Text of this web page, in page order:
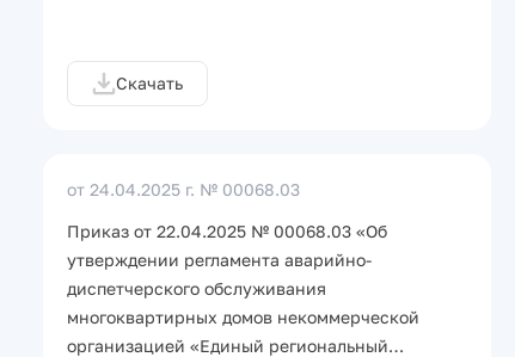
Скачать
от 24.04.2025 г. № 00068.03
Приказ от 22.04.2025 № 00068.03 «Об
утверждении регламента аварийно-
диспетчерского обслуживания
многоквартирных домов некоммерческой
организацией «Единый региональный…